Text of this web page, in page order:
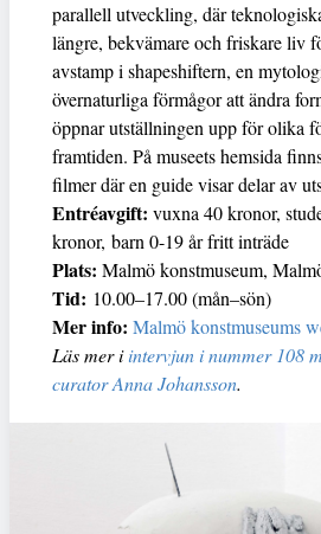
parallell utveckling, där
längre, bekvämare och friskare liv
avstamp i shapeshiftern, en
övernaturliga förmågor att ändra
öppnar utställningen upp för olika
framtiden. På museets hemsida
filmer där en guide visar delar av
Entréavgift: vuxna 40 kronor,
kronor, barn 0-19 år fritt inträde
Plats: Malmö konstmuseum,
Tid: 10.00–17.00 (mån–sön)
Mer info: Malmö konstmuseums
Läs mer iintervjun i nummer 108
curator Anna Johansson.